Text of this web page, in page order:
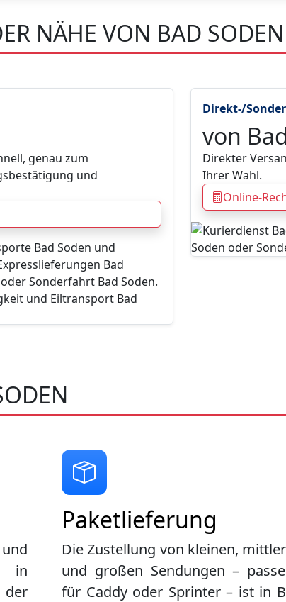
NÄHE VON BAD SODEN
Direkt-/
von
Direkter
Ihrer Wahl.
Online-
genau zum
und
Paketlieferung
Die Zustellung von kleinen,
und großen Sendungen –
für Caddy oder Sprinter – ist in
in